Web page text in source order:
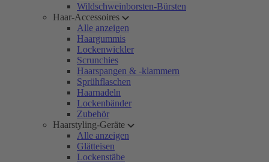
Wildschweinborsten-Bürsten
Haar-Accessoires
Alle anzeigen
Haargummis
Lockenwickler
Scrunchies
Haarspangen & -klammern
Sprühflaschen
Haarnadeln
Lockenbänder
Zubehör
Haarstyling-Geräte
Alle anzeigen
Glätteisen
Lockenstäbe